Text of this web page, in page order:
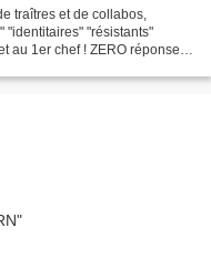
traîtres et de collabos,
"identitaires" "résistants"
au 1er chef ! ZERO réponses